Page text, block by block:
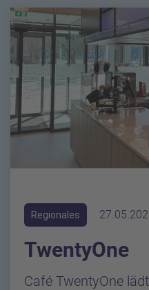
Regionales
TwentyOne
Café TwentyOne